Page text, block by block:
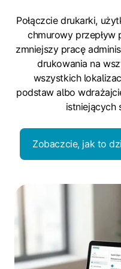
Połączcie drukarki,
chmurowy przepływ
zmniejszy pracę
drukowania na
wszystkich
podstaw albo
istniejących
Zobaczcie, jak to